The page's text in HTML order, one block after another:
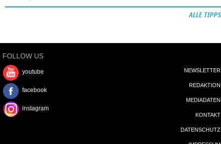
ALLE TIPPS
FOLLOW US
youtube
facebook
instagram
NEWSLETTER
REDAKTION
MEDIADATEN
KONTAKT
DATENSCHUTZ